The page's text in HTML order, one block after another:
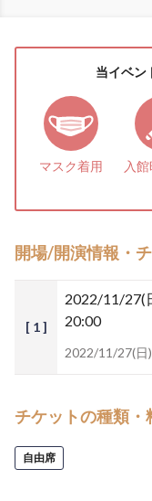
当イベン
マスク着用 入
開場/開演情報・
[ 1 ]
2022/11/27(
20:00
2022/11/27(日
チケットの種類・
自由席